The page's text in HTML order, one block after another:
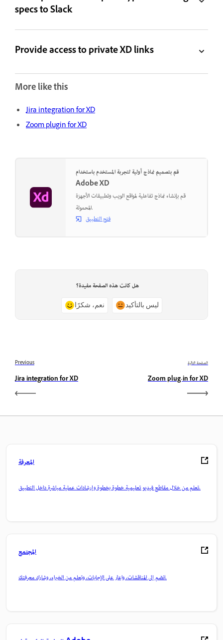
specs to Slack
Provide access to private XD links
More like this
Jira integration for XD
Zoom plugin for XD
قم بتصميم نماذج أولية لتجربة المستخدم باستخدام
Adobe XD
قم بإنشاء نماذج تفاعلية لمواقع الويب وتطبيقات الأجهزة
المحمولة.
فتح التطبيق
هل كانت هذه الصفحة مفيدة؟
نعم، شكرًا ليس بالتأكيد
Previous
Jira integration for XD
الصفحة التالية
Zoom plug-in for XD
المعرفة
تعلم من خلال مقاطع فيديو تعليمية خطوة بخطوة وإرشادات عملية مباشرة داخل التطبيق.
المجتمع
انضم إلى المناقشات، واعثر على الإجابات، وتعلم من الخبراء، وشارك معرفتك.